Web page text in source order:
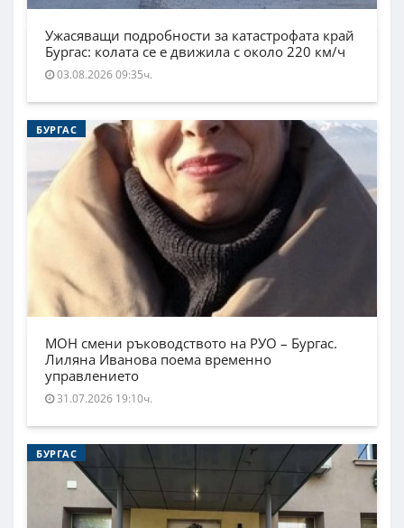
Ужасяващи подробности за катастрофата край
Бургас: колата се е движила с около 220 км/ч
03.08.2026 09:35ч.
БУРГАС
МОН смени ръководството на РУО – Бургас.
Лиляна Иванова поема временно
управлението
31.07.2026 19:10ч.
БУРГАС